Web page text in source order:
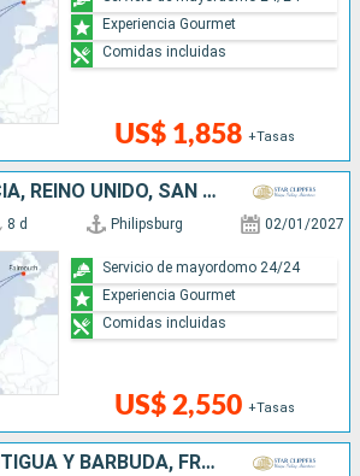
US$ 1,858 +Tasas
Experiencia Gourmet
Comidas incluidas
DOMINICA, FRANCIA, REINO UNIDO, SAN MARTÍN
8 d Philipsburg 02/01/2027
US$ 2,550 +Tasas
Servicio de mayordomo 24/24
Experiencia Gourmet
Comidas incluidas
SAN MARTÍN, , ANTIGUA Y BARBUDA, FRANCIA